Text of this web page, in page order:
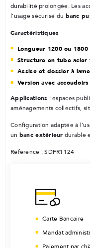
durabilité prolongée. Les
l’usage sécurisé du banc
Caractéristiques
Longueur 1200 ou 1800
Structure en tube acier
Assise et dossier à
Version avec
Applications : espaces
aménagements collectifs,
Configuration adaptée à
un banc extérieur durable
Référence : SDFR1124
Carte Bancaire
Mandat
Paiement par